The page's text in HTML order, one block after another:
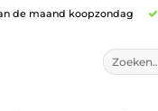
de maand koopzondag
Zoeken
naar: